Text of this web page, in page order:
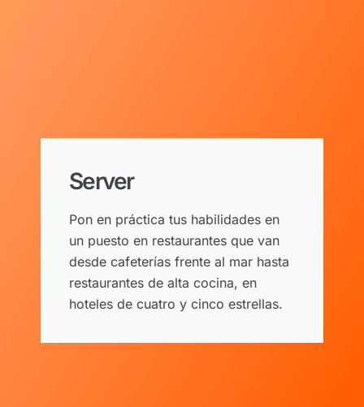
Server
Pon en práctica tus habilidades en
un puesto en restaurantes que van
desde cafeterías frente al mar hasta
restaurantes de alta cocina, en
hoteles de cuatro y cinco estrellas.